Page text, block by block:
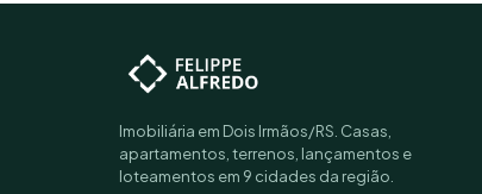
Imobiliária em Dois Irmãos/RS. Casas,
apartamentos, terrenos, lançamentos e
loteamentos em 9 cidades da região.